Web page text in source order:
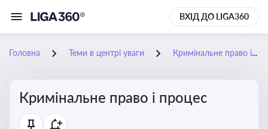
ВХІД ДО LIGA360
Головна Теми в центрі уваги Кримінальне право і процес
Кримінальне право і процес